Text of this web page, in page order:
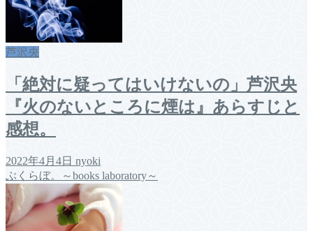
芦沢央
「絶対に疑ってはいけないの」芦沢央
『火のないところに煙は』あらすじと
感想。
2022年4月4日 nyoki
ぶくらぼ。～books laboratory～